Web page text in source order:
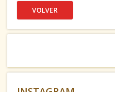
VOLVER